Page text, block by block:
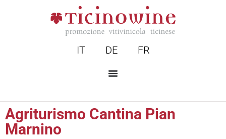
IT DE FR
Agriturismo Cantina Pian
Marnino